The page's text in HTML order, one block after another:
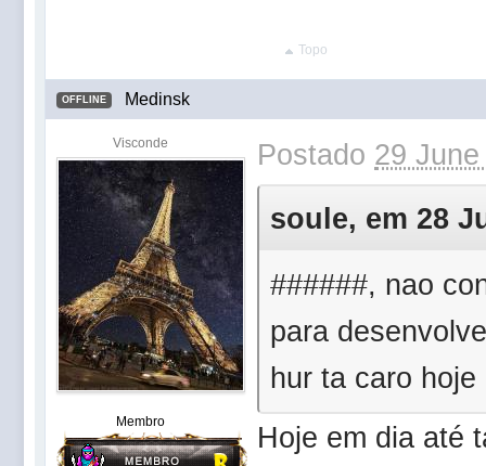
Topo
OFFLINE Medinsk
Visconde
Membro
Postado 29
soule, em 28
######, nao
para
hur ta caro hoje
Hoje em dia até